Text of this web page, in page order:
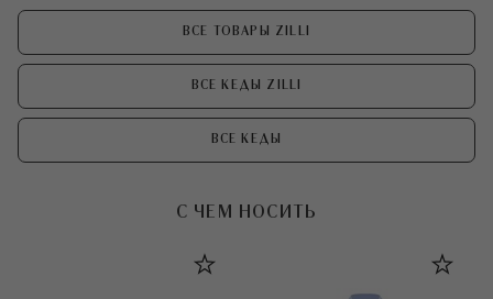
ВСЕ ТОВАРЫ ZILLI
ВСЕ КЕДЫ ZILLI
ВСЕ КЕДЫ
С ЧЕМ НОСИТЬ